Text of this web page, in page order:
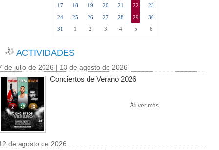
17
18 19 20 21 22
23
24
25 26 27 28 29
30
31
1 2 3 4 5 6
ACTIVIDADES
de julio de 2026 | 13 de agosto de 2026
Conciertos de Verano 2026
ver más
de agosto de 2026